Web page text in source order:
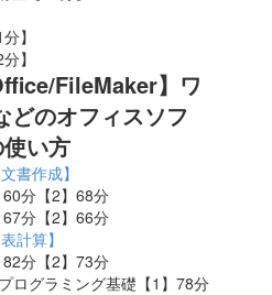
】
】
FileMaker】ワ
どのオフィスソフ
い方
書作成】
分【2】68分
分【2】66分
計算】
82分【2】73分
ログラミング基礎【1】78分